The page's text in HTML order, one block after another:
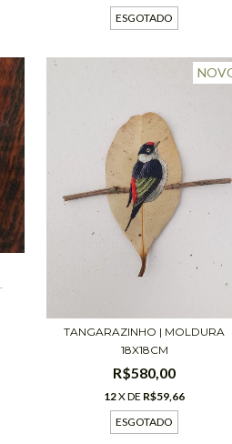
ESGOTADO
TANGARAZINHO | MOLDURA
18X18CM
R$580,00
12X DE R$59,66
ESGOTADO